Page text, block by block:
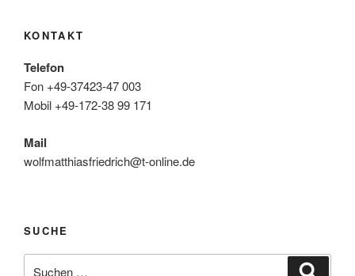
KONTAKT
Telefon
Fon +49-37423-47 003
Mobil +49-172-38 99 171
Mail
wolfmatthiasfriedrich@t-online.de
SUCHE